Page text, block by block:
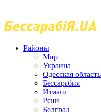
Районы
Мир
Украина
Одесская область
Бессарабия
Измаил
Рени
Болград